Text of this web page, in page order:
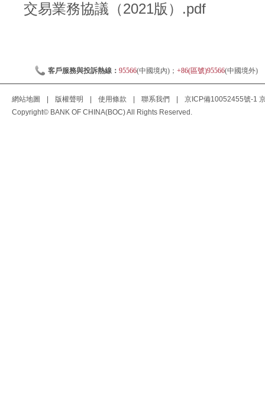
交易業務協議（2021版）.pdf
客戶服務與投訴熱線： 95566(中國境內)； +86(區號)95566(中國境外)
網站地圖 版權聲明 使用條款 聯系我們 京ICP備10052455號-1
Copyright© BANK OF CHINA(BOC) All Rights Reserved.